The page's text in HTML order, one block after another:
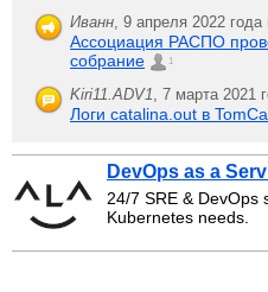
Иванн, 9 апреля 2022
Ассоциация РАСПО
собрание
1
Kiri11.ADV1, 7 марта 2021
Логи catalina.out в
DevOps as a
24/7 SRE & DevOps
Kubernetes needs.